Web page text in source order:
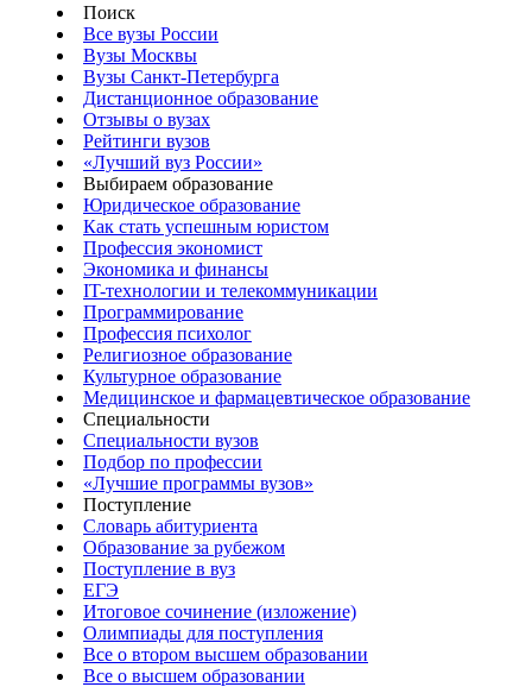
Поиск
Все вузы России
Вузы Москвы
Вузы Санкт-Петербурга
Дистанционное образование
Отзывы о вузах
Рейтинги вузов
«Лучший вуз России»
Выбираем образование
Юридическое образование
Как стать успешным юристом
Профессия экономист
Экономика и финансы
IT-технологии и телекоммуникации
Программирование
Профессия психолог
Религиозное образование
Культурное образование
Медицинское и фармацевтическое образование
Специальности
Специальности вузов
Подбор по профессии
«Лучшие программы вузов»
Поступление
Словарь абитуриента
Образование за рубежом
Поступление в вуз
ЕГЭ
Итоговое сочинение (изложение)
Олимпиады для поступления
Все о втором высшем образовании
Все о высшем образовании